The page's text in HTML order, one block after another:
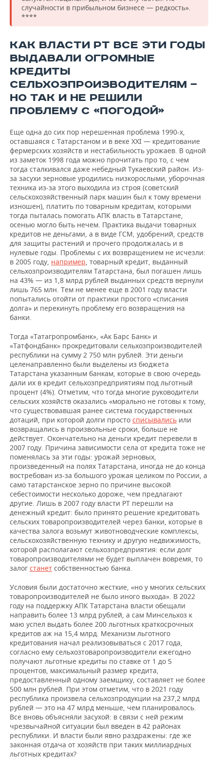
случайности в прибыльном бизнесе — редкость».
****
КАК ВЛАСТИ РТ ВСЕ ЭТИ ГОДЫ
ВЫДАВАЛИ ОГРОМНЫЕ
КРЕДИТЫ
СЕЛЬХОЗПРОИЗВОДИТЕЛЯМ —
НО ТАК И НЕ РЕШИЛИ
ПРОБЛЕМУ С «ПОГОДОЙ»
Еще одна до сих пор нерешенная проблема 1990-х,
оставшаяся с Татарстаном и в веке XXI — кредитование
фермерских хозяйств и нестабильность урожаев. В одной
из заметок 1998 года можно прочитать про то, с чем
тогда сталкивался даже небедный Тукаевский район. Из-
за засухи зерновые уродились низкорослыми, уборочная
техника из-за этого выходила из строя (советский
сельскохозяйственный парк машин был к тому времени
изношен), платить по товарным кредитам, которыми
тогда пыталась помогать АПК власть в Татарстане,
осенью могло быть нечем. Практика выдачи товарных
кредитов не деньгами, а в виде ГСМ, удобрений, средств
для защиты растений и прочего продолжалась и в
нулевые годы. Проблемы с их возвращением не исчезли:
в 2005 году, например, товарный кредит, выданный
сельхозпроизводителям Татарстана, был погашен лишь
на 43% — из 1,8 млрд рублей выданных средств вернули
лишь 765 млн. Тем не менее еще в 2001 году власти
попытались отойти от практики простого «списания
долга» и перекинуть проблему его возвращения на
банки.
Тогда «Татагропромбанк», «Ак Барс Банк» и
«Татфондбанк» прокредитовали сельхозпроизводителей
республики на сумму 2 750 млн рублей. Эти деньги
целенаправленно были выделены из бюджета
Татарстана указанным банкам, которые в свою очередь
дали их в кредит сельхозпредприятиям под льготный
процент (4%). Отметим, что тогда многие руководители
сельских хозяйств оказались «морально не готовы к тому,
что существовавшая ранее система государственных
дотаций, при которой долги просто списывались или
возвращались в произвольные сроки, больше не
действует. Окончательно на деньги кредит перевели в
2007 году. Причина зависимости села от кредита тоже не
поменялась за эти годы: урожай зерновых,
произведенный на полях Татарстана, иногда не до конца
востребован из-за большого урожая целиком по России, а
само татарстанское зерно по причине высокой
себестоимости несколько дороже, чем предлагают
другие. Лишь в 2007 году власти РТ перешли на
денежный кредит: было принято решение кредитовать
сельских товаропроизводителей через банки, которые в
качества залога возьмут животноводческие комплексы,
сельскохозяйственную технику и другую недвижимость,
которой располагают сельхозпредприятия: если долг
товаропроизводителями не будет выплачен вовремя, то
залог станет собственностью банка.
Условия были достаточно жесткие, «но у многих сельских
товаропроизводителей не было иного выхода». В 2022
году на поддержку АПК Татарстана власти обещали
направить более 13 млрд рублей, а сам Минсельхоз к
маю успел выдать более 200 льготных краткосрочных
кредитов аж на 15,4 млрд. Механизм льготного
кредитования начал реализовываться с 2017 года,
согласно ему сельхозтоваропроизводители ежегодно
получают льготные кредиты по ставке от 1 до 5
процентов, максимальный размер кредита,
предоставленный одному заемщику, составляет не более
500 млн рублей. При этом отметим, что в 2021 году
республика произвела сельхозпродукции на 237,2 млрд
рублей — это на 47 млрд меньше, чем планировалось.
Все вновь объясняли засухой: в связи с ней режим
чрезвычайной ситуации был введен в 42 районах
республики. И власти были явно раздражены: где же
законная отдача от хозяйств при таких миллиардных
льготных кредитах?